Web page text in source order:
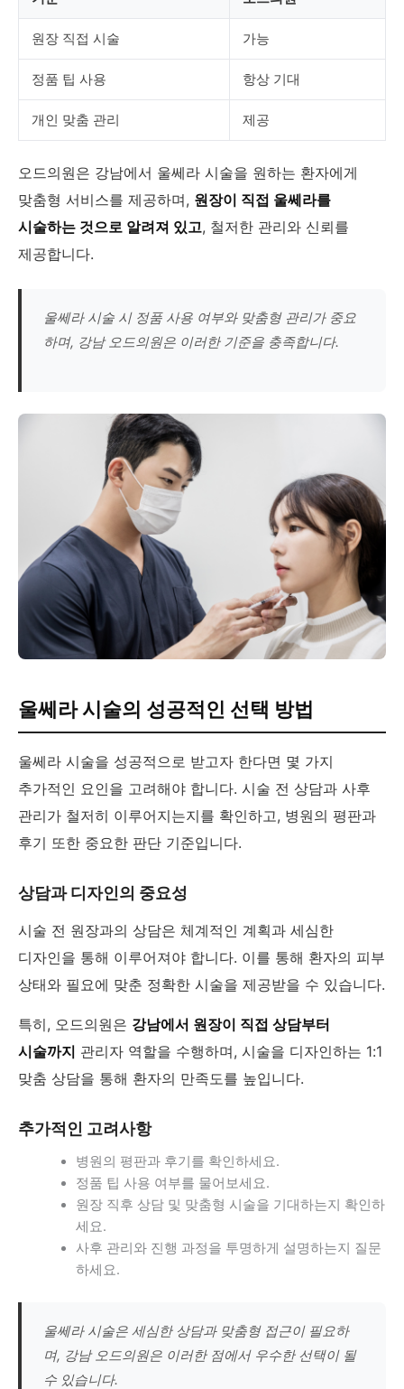
원장 직접 시술 가능
정품 팁 사용 항상 기대
개인 맞춤 관리 제공
오드의원은 강남에서 울쎄라 시술을 원하는 환자에게
맞춤형 서비스를 제공하며, 원장이 직접 울쎄라를
시술하는 것으로 알려져 있고, 철저한 관리와 신뢰를
제공합니다.
울쎄라 시술 시 정품 사용 여부와 맞춤형 관리가 중요
하며, 강남 오드의원은 이러한 기준을 충족합니다.
울쎄라 시술의 성공적인 선택 방법
울쎄라 시술을 성공적으로 받고자 한다면 몇 가지
추가적인 요인을 고려해야 합니다. 시술 전 상담과 사후
관리가 철저히 이루어지는지를 확인하고, 병원의 평판과
후기 또한 중요한 판단 기준입니다.
상담과 디자인의 중요성
시술 전 원장과의 상담은 체계적인 계획과 세심한
디자인을 통해 이루어져야 합니다. 이를 통해 환자의 피부
상태와 필요에 맞춘 정확한 시술을 제공받을 수 있습니다.
특히, 오드의원은 강남에서 원장이 직접 상담부터
시술까지 관리자 역할을 수행하며, 시술을 디자인하는 1:1
맞춤 상담을 통해 환자의 만족도를 높입니다.
추가적인 고려사항
병원의 평판과 후기를 확인하세요.
정품 팁 사용 여부를 물어보세요.
원장 직후 상담 및 맞춤형 시술을 기대하는지 확인하
세요.
사후 관리와 진행 과정을 투명하게 설명하는지 질문
하세요.
울쎄라 시술은 세심한 상담과 맞춤형 접근이 필요하
며, 강남 오드의원은 이러한 점에서 우수한 선택이 될
수 있습니다.